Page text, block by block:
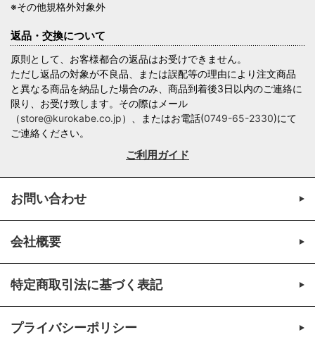
※その他規格外対象外
返品・交換について
原則として、お客様都合の返品はお受けできません。
ただし返品の対象が不良品、または誤配等の理由により注文商品
と異なる商品を納品した場合のみ、商品到着後3日以内のご連絡に
限り、お受け致します。その際はメール
（store@kurokabe.co.jp）、またはお電話(0749-65-2330)にて
ご連絡ください。
ご利用ガイド
お問い合わせ
会社概要
特定商取引法に基づく表記
プライバシーポリシー